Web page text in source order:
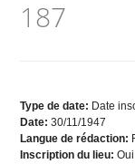
187
Type de date: Date
Date:30/11/1947
Langue de rédaction:
Inscription du lieu:Oui